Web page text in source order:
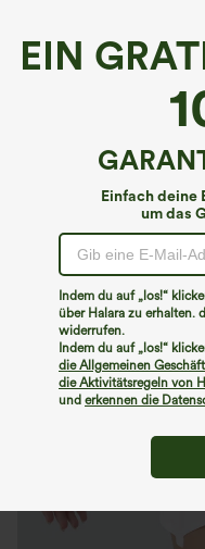
EIN
Einfach deine
um das
Indem du auf „los!“
über Halara zu erhalten.
widerrufen.
Indem du auf „los!“
die Allgemeinen
die Aktivitätsregeln von
und erkennen die
Breezeful™ High
Mesh 2-in-1